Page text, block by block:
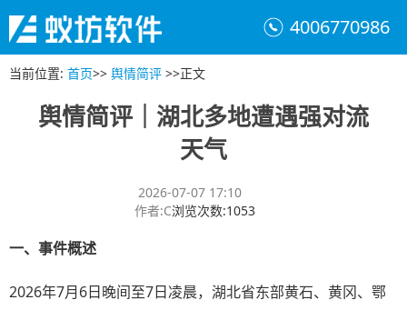
4006770986
当前位置: 首页>> 舆情简评 >>正文
舆情简评｜湖北多地遭遇强对流
天气
2026-07-07 17:10
作者:C浏览次数:1053
一、 事件概述
2026年7月6日晚间至7日凌晨，湖北省东部黄石、黄冈、鄂